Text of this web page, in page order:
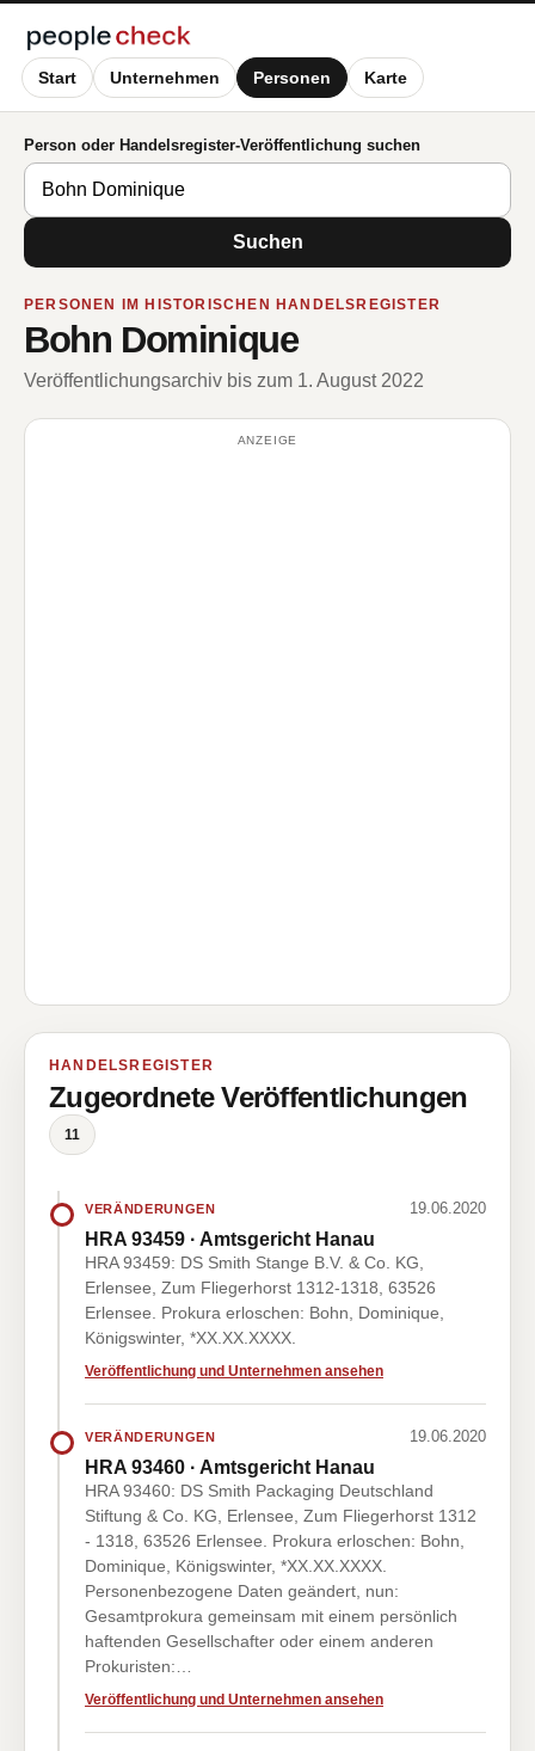
Start Unternehmen Personen Karte
Person oder Handelsregister-Veröffentlichung suchen
Suchen
PERSONEN IM HISTORISCHEN HANDELSREGISTER
Bohn Dominique
Veröffentlichungsarchiv bis zum 1. August 2022
ANZEIGE
HANDELSREGISTER
Zugeordnete Veröffentlichungen
11
VERÄNDERUNGEN 19.06.2020
HRA 93459 · Amtsgericht Hanau
HRA 93459: DS Smith Stange B.V. & Co. KG,
Erlensee, Zum Fliegerhorst 1312-1318, 63526
Erlensee. Prokura erloschen: Bohn, Dominique,
Königswinter, *XX.XX.XXXX.
Veröffentlichung und Unternehmen ansehen
VERÄNDERUNGEN 19.06.2020
HRA 93460 · Amtsgericht Hanau
HRA 93460: DS Smith Packaging Deutschland
Stiftung & Co. KG, Erlensee, Zum Fliegerhorst 1312
- 1318, 63526 Erlensee. Prokura erloschen: Bohn,
Dominique, Königswinter, *XX.XX.XXXX.
Personenbezogene Daten geändert, nun:
Gesamtprokura gemeinsam mit einem persönlich
haftenden Gesellschafter oder einem anderen
Prokuristen:…
Veröffentlichung und Unternehmen ansehen